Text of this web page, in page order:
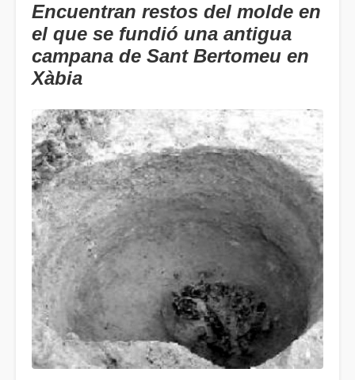
Encuentran restos del molde en
el que se fundió una antigua
campana de Sant Bertomeu en
Xàbia